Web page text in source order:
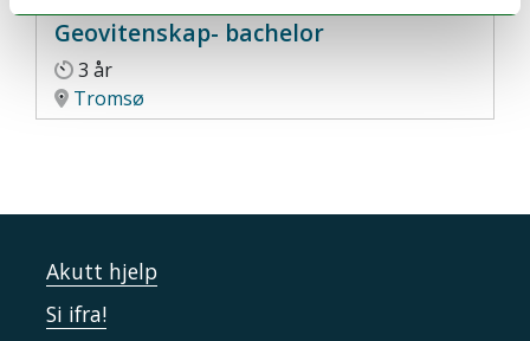
Geovitenskap- bachelor
3 år
Tromsø
Akutt hjelp
Si ifra!